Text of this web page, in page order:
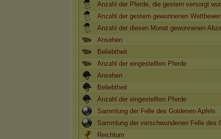
Anzahl der Pferde, die gestern versorgt
Anzahl der gestern gewonnenen
Anzahl der diesen Monat gewonnenen
Ansehen
Beliebtheit
Anzahl der eingestellten Pferde
Ansehen
Beliebtheit
Anzahl der eingestellten Pferde
Sammlung der Felle des Goldenen Apfels
Sammlung der verschwundenen Felle des
Reichtum